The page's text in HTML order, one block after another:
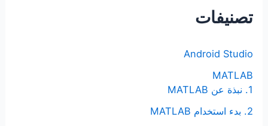
ع
تصنيفات
Android Studio
MATLAB
1. نبذة عن MATLAB
2. بدء استخدام MATLAB